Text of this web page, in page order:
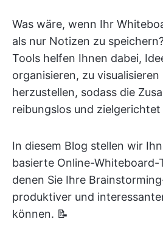
Was wäre, wenn Ihr
als nur Notizen zu
Tools helfen Ihnen dabei,
organisieren, zu
herzustellen, sodass die
reibungslos und
In diesem Blog stellen wir
basierte Online-Whiteboard-
denen Sie Ihre
produktiver und
können. 📝